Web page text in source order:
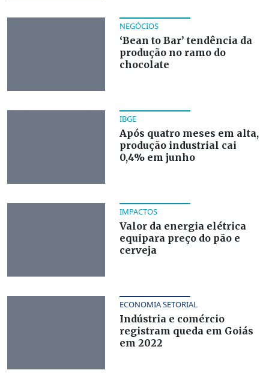
NEGÓCIOS
‘Bean to Bar’ tendência da
produção no ramo do
chocolate
IBGE
Após quatro meses em alta,
produção industrial cai
0,4% em junho
IMPACTOS
Valor da energia elétrica
equipara preço do pão e
cerveja
ECONOMIA SETORIAL
Indústria e comércio
registram queda em Goiás
em 2022